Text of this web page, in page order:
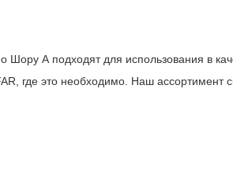
А подходят для использования в
где это необходимо. Наш ассортимент